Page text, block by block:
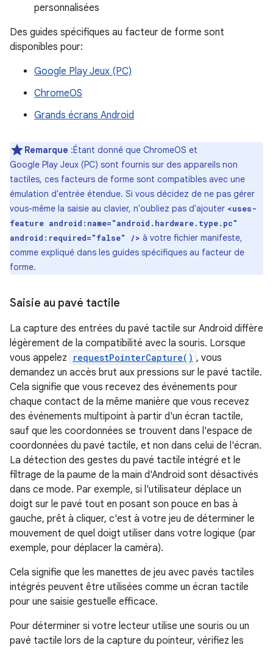
personnalisées
Des guides spécifiques au facteur de forme sont
disponibles pour:
Google Play Jeux (PC)
ChromeOS
Grands écrans Android
Remarque :Étant donné que ChromeOS et
Google Play Jeux (PC) sont fournis sur des appareils non
tactiles, ces facteurs de forme sont compatibles avec une
émulation d'entrée étendue. Si vous décidez de ne pas gérer
vous-même la saisie au clavier, n'oubliez pas d'ajouter <uses-
feature android:name="android.hardware.type.pc"
android:required="false" /> à votre fichier manifeste,
comme expliqué dans les guides spécifiques au facteur de
forme.
Saisie au pavé tactile
La capture des entrées du pavé tactile sur Android diffère
légèrement de la compatibilité avec la souris. Lorsque
vous appelez
requestPointerCapture() , vous
demandez un accès brut aux pressions sur le pavé tactile.
Cela signifie que vous recevez des événements pour
chaque contact de la même manière que vous recevez
des événements multipoint à partir d'un écran tactile,
sauf que les coordonnées se trouvent dans l'espace de
coordonnées du pavé tactile, et non dans celui de l'écran.
La détection des gestes du pavé tactile intégré et le
filtrage de la paume de la main d'Android sont désactivés
dans ce mode. Par exemple, si l'utilisateur déplace un
doigt sur le pavé tout en posant son pouce en bas à
gauche, prêt à cliquer, c'est à votre jeu de déterminer le
mouvement de quel doigt utiliser dans votre logique (par
exemple, pour déplacer la caméra).
Cela signifie que les manettes de jeu avec pavés tactiles
intégrés peuvent être utilisées comme un écran tactile
pour une saisie gestuelle efficace.
Pour déterminer si votre lecteur utilise une souris ou un
pavé tactile lors de la capture du pointeur, vérifiez les